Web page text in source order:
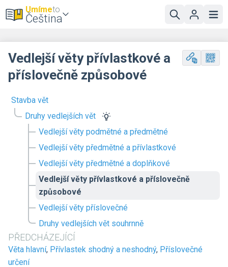
Umímeto
Čeština
Stavba vět
Druhy vedlejších vět
Vedlejší věty podmětné a předmětné
Vedlejší věty předmětné a přívlastkové
Vedlejší věty předmětné a doplňkové
Vedlejší věty přívlastkové a příslovečně
způsobové
Vedlejší věty příslovečné
Druhy vedlejších vět souhrnně
PŘEDCHÁZEJÍCÍ
Věta hlavní, Přívlastek shodný a neshodný, Příslovečné
určení
Vedlejší věty přívlastkové a
příslovečně způsobové